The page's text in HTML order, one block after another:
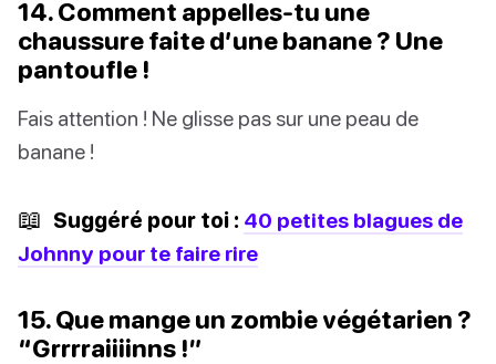
14. Comment appelles-tu une
chaussure faite d’une banane ? Une
pantoufle !
Fais attention ! Ne glisse pas sur une peau de
banane !
📖 Suggéré pour toi : 40 petites blagues de
Johnny pour te faire rire
15. Que mange un zombie végétarien ?
“Grrrraiiiinns !”